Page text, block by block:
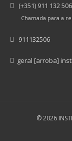
(+351) 911 132 506
Chamada para a
911132506
geral [arroba]
© 2026